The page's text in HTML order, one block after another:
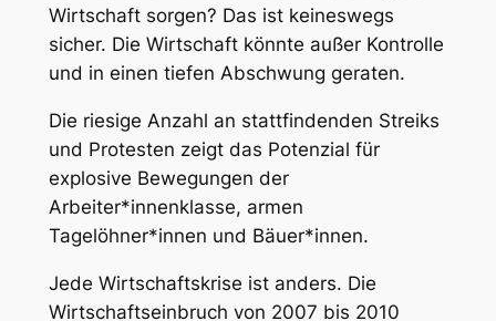
Wirtschaft sorgen? Das ist keineswegs
sicher. Die Wirtschaft könnte außer Kontrolle
und in einen tiefen Abschwung geraten.
Die riesige Anzahl an stattfindenden Streiks
und Protesten zeigt das Potenzial für
explosive Bewegungen der
Arbeiter*innenklasse, armen
Tagelöhner*innen und Bäuer*innen.
Jede Wirtschaftskrise ist anders. Die
Wirtschaftseinbruch von 2007 bis 2010